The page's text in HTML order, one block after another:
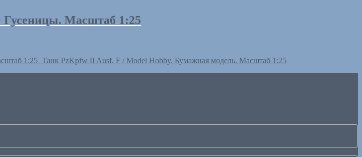
Гусеницы. Масштаб 1:25
1:25 Танк PzKpfw II Ausf. F / Model Hobby. Бумажная модель. Масштаб 1:25